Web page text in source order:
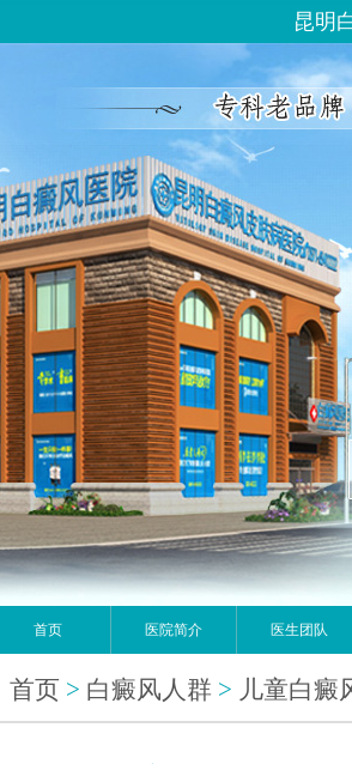
昆明
首页 医院简介 医生团队
首页 > 白癜风人群 > 儿童白癜